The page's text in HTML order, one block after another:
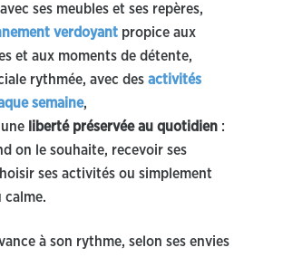
ses meubles et ses repères,
verdoyantpropice aux
et aux moments de détente,
rythmée, avec des activités
semaine,
liberté préservée au quotidien:
on le souhaite, recevoir ses
ses activités ou simplement
calme.
à son rythme, selon ses envies